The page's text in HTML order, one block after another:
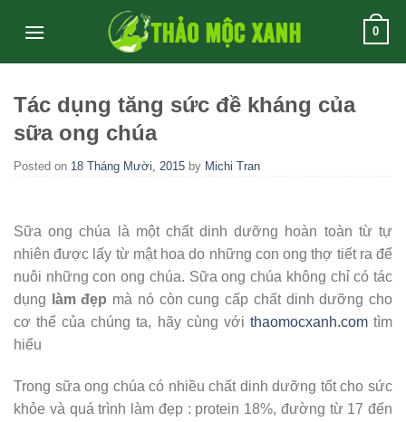
0
Tác dụng tăng sức đề kháng của
sữa ong chúa
Posted on 18 Tháng Mười, 2015 by Michi Tran
Sữa ong chúa là một chất dinh dưỡng hoàn toàn từ tự
nhiên được lấy từ mật hoa do những con ong thợ tiết ra để
nuôi những con ong chúa. Sữa ong chúa không chỉ có tác
dụng làm đẹp mà nó còn cung cấp chất dinh dưỡng cho
cơ thể của chúng ta, hãy cùng với thaomocxanh.comtìm
hiểu
Trong sữa ong chúa có nhiều chất dinh dưỡng tốt cho sức
khỏe và quá trình làm đẹp : protein 18%, đường từ 17 đến